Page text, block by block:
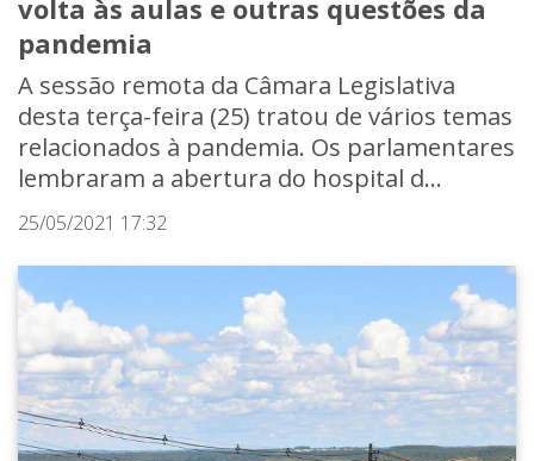
volta às aulas e outras questões da
pandemia
A sessão remota da Câmara Legislativa
desta terça-feira (25) tratou de vários temas
relacionados à pandemia. Os parlamentares
lembraram a abertura do hospital d...
25/05/2021 17:32